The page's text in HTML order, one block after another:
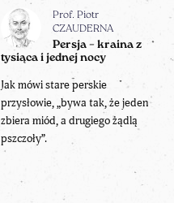
Prof. Piotr
CZAUDERNA
Persja – kraina z
tysiąca i jednej nocy
Jak mówi stare perskie
przysłowie, „bywa tak, że jeden
zbiera miód, a drugiego żądlą
pszczoły”.